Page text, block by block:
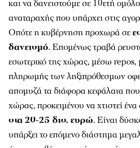
Οπότε η κυβέρνηση προχωρά σε
δανεισμό. Επομένως τραβά
εσωτερικό της χώρας, μέσω repos,
πληρωμής των ληξιπρόθεσμων
απομυζά τα διάφορα κεφάλαια
χώρας, προκειμένου να χτιστεί ένα
στα20-25 δισ. ευρώ. Είναι
υπάρξει το επόμενο διάστημα
όταν η κυβέρνηση κάνει αυτήν
οποία είναι εν τέλει επιζήμια για